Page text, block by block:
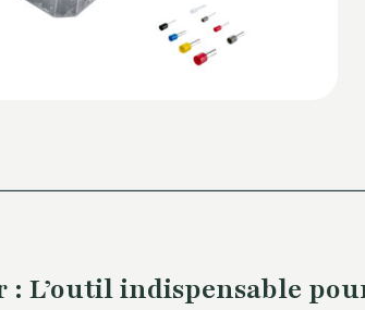
: L’outil indispensable